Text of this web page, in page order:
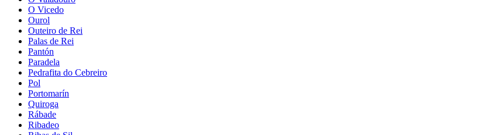
O Vicedo
Ourol
Outeiro de Rei
Palas de Rei
Pantón
Paradela
Pedrafita do Cebreiro
Pol
Portomarín
Quiroga
Rábade
Ribadeo